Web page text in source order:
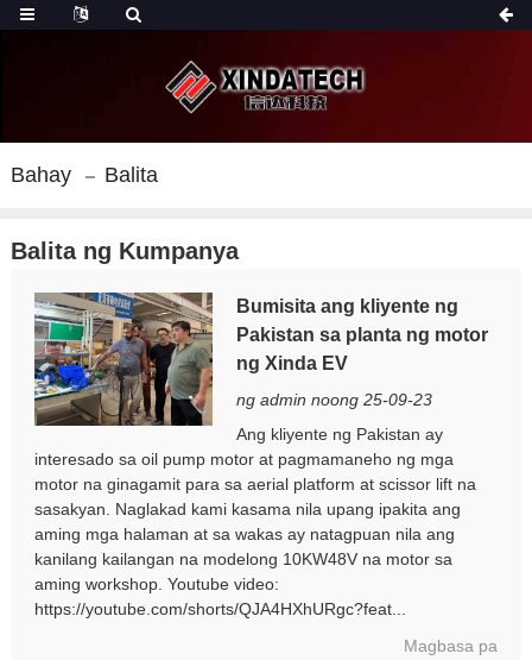
Bahay Balita
Balita ng Kumpanya
Bumisita ang kliyente ng
Pakistan sa planta ng motor
ng Xinda EV
ng admin noong 25-09-23
Ang kliyente ng Pakistan ay
interesado sa oil pump motor at pagmamaneho ng mga
motor na ginagamit para sa aerial platform at scissor lift na
sasakyan. Naglakad kami kasama nila upang ipakita ang
aming mga halaman at sa wakas ay natagpuan nila ang
kanilang kailangan na modelong 10KW48V na motor sa
aming workshop. Youtube video:
https://youtube.com/shorts/QJA4HXhURgc?feat...
Magbasa pa